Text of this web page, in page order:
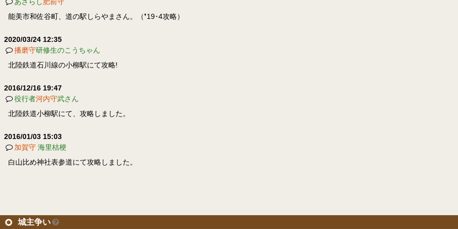
あざらし肥前守
能美市和佐谷町、道の駅しらやまさん。（❜19･4攻略）
2020/03/24 12:35
播磨守研修生のこうちゃん
北陸鉄道石川線の小柳駅にて攻略!
2016/12/16 19:47
役行者河内守武さん
北陸鉄道小柳駅にて、攻略しました。
2016/01/03 15:03
加賀守 海里桔梗
白山比め神社表参道にて攻略しました。
城主争い